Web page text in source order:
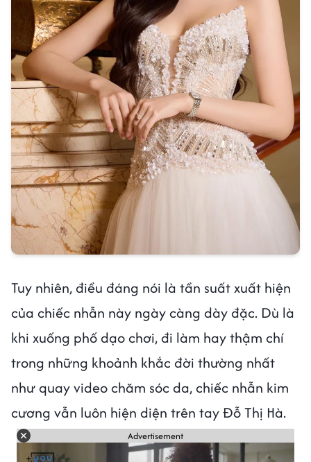
Tuy nhiên, điều đáng nói là tần suất xuất hiện
của chiếc nhẫn này ngày càng dày đặc. Dù là
khi xuống phố dạo chơi, đi làm hay thậm chí
trong những khoảnh khắc đời thường nhất
như quay video chăm sóc da, chiếc nhẫn kim
cương vẫn luôn hiện diện trên tay Đỗ Thị Hà.
Advertisement